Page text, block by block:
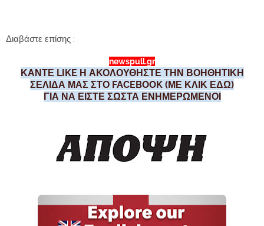
Διαβάστε επίσης :
newspull.gr
ΚΑΝΤΕ LIKE Η ΑΚΟΛΟΥΘΗΣΤΕ ΤΗΝ ΒΟΗΘΗΤΙΚΗ
ΣΕΛΙΔΑ ΜΑΣ ΣΤΟ FACEBOOK (ΜΕ ΚΛΙΚ ΕΔΩ)
ΓΙΑ ΝΑ ΕΙΣΤΕ ΣΩΣΤΑ ΕΝΗΜΕΡΩΜΕΝΟΙ